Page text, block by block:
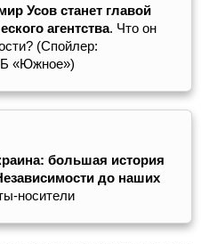
Усов станет главой
агентства. Что он
(Спойлер:
«Южное»)
большая история
до наших
носители